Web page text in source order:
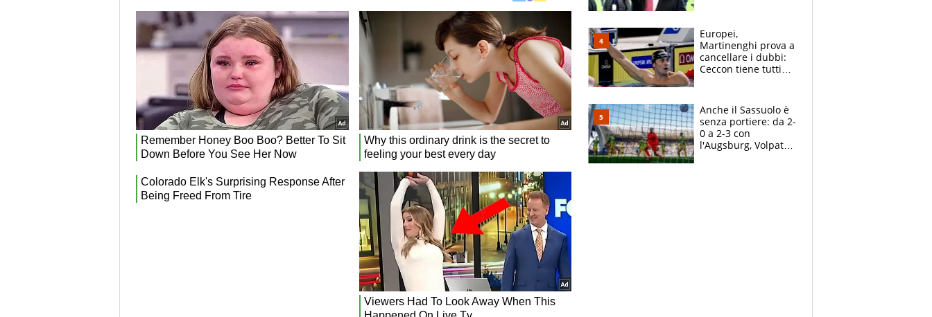
Europei,
Martinenghi prova a
cancellare i dubbi:
Ceccon tiene tutti
Curtis
Anche il Sassuolo è
senza portiere: da 2-
0 a 2-3 con
l'Augsburg, Volpato